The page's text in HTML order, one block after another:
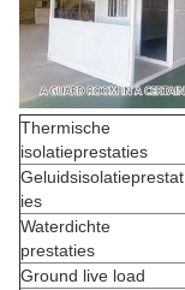
Thermische
isolatieprestaties
Geluidsisolatieprestat
ies
Waterdichte
prestaties
Ground live load